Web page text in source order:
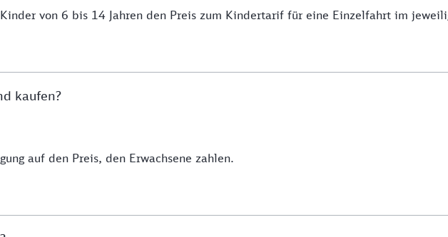
von 6 bis 14 Jahren den Preis zum Kindertarif für eine Einzelfahrt im
kaufen?
auf den Preis, den Erwachsene zahlen.